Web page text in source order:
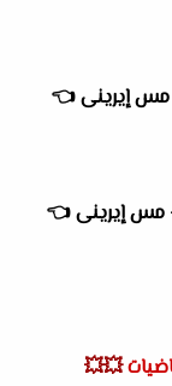
مس إيرينى👈
- مس إيرينى👈
💥💥